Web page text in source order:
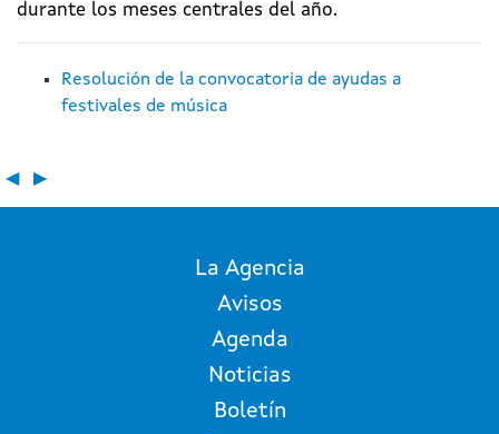
durante los meses centrales del año.
Resolución de la convocatoria de ayudas a
festivales de música
◀ ▶
La Agencia
Avisos
Agenda
Noticias
Boletín